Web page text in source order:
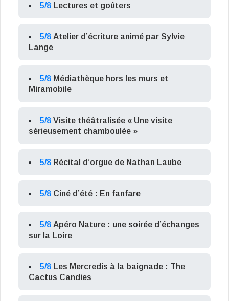
5/8 Lectures et goûters
5/8 Atelier d’écriture animé par Sylvie
Lange
5/8 Médiathèque hors les murs et
Miramobile
5/8 Visite théâtralisée « Une visite
sérieusement chamboulée »
5/8 Récital d’orgue de Nathan Laube
5/8 Ciné d’été : En fanfare
5/8 Apéro Nature : une soirée d’échanges
sur la Loire
5/8 Les Mercredis à la baignade : The
Cactus Candies